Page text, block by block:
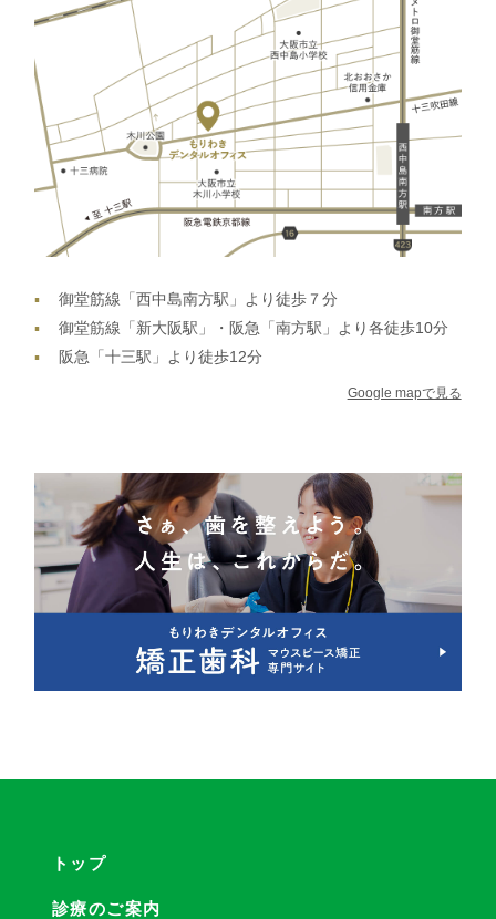
御堂筋線「西中島南方駅」より徒歩７分
御堂筋線「新大阪駅」・阪急「南方駅」より各徒歩10分
阪急「十三駅」より徒歩12分
Google mapで見る
トップ
診療のご案内